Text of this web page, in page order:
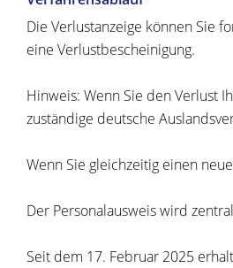
Die Verlustanzeige können Sie
eine Verlustbescheinigung.
Hinweis: Wenn Sie den Verlust
zuständige deutsche
Wenn Sie gleichzeitig einen
Der Personalausweis wird
Seit dem 17. Februar 2025